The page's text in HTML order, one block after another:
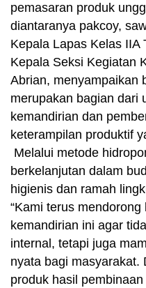
pemasaran produk
diantaranya pakcoy,
Kepala Lapas Kelas IIA
Kepala Seksi Kegiatan
Abrian, menyampaikan
merupakan bagian dari
kemandirian dan
keterampilan produktif
Melalui metode
berkelanjutan dalam
higienis dan ramah
“Kami terus
kemandirian ini agar
internal, tetapi juga
nyata bagi masyarakat.
produk hasil